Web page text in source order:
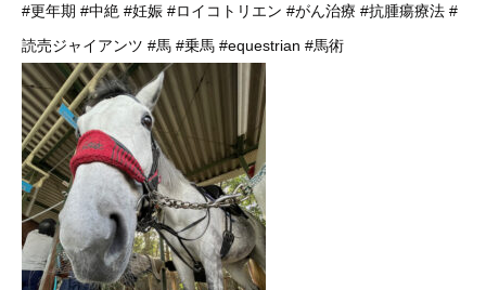
#更年期 #中絶 #妊娠 #ロイコトリエン #がん治療 #抗腫瘍療法 #
読売ジャイアンツ #馬 #乗馬 #equestrian #馬術